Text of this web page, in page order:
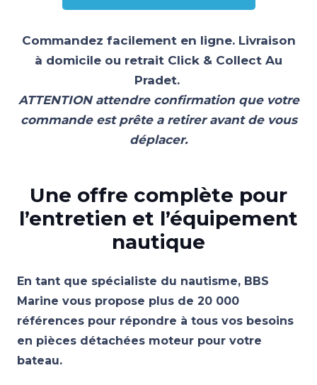
Commandez facilement en ligne. Livraison
à domicile ou retrait Click & Collect Au
Pradet.
ATTENTION attendre confirmation que votre
commande est prête a retirer avant de vous
déplacer.
Une offre complète pour
l’entretien et l’équipement
nautique
En tant que spécialiste du nautisme, BBS
Marine vous propose plus de 20 000
références pour répondre à tous vos besoins
en pièces détachées moteur pour votre
bateau.